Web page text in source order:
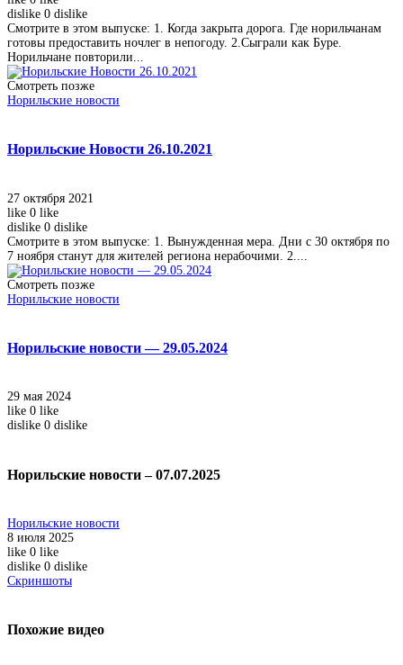
dislike 0 dislike
Смотрите в этом выпуске: 1. Когда закрыта дорога. Где норильчанам
готовы предоставить ночлег в непогоду. 2.Сыграли как Буре.
Норильчане повторили...
Смотреть позже
Норильские новости
Норильские Новости 26.10.2021
27 октября 2021
like 0 like
dislike 0 dislike
Смотрите в этом выпуске: 1. Вынужденная мера. Дни с 30 октября по
7 ноября станут для жителей региона нерабочими. 2....
Смотреть позже
Норильские новости
Норильские новости — 29.05.2024
29 мая 2024
like 0 like
dislike 0 dislike
Норильские новости – 07.07.2025
Норильские новости
8 июля 2025
like 0 like
dislike 0 dislike
Скриншоты
Похожие видео